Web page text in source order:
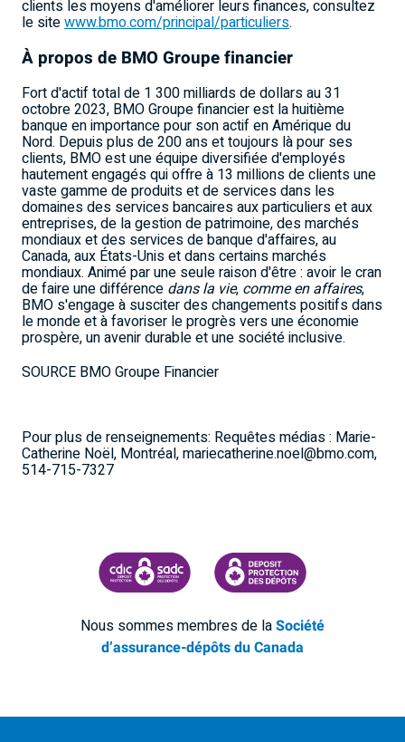
clients les moyens d'améliorer leurs finances, consultez
le sitewww.bmo.com/principal/particuliers.
À propos de BMO Groupe financier
Fort d'actif total de 1 300 milliards de dollars au 31
octobre 2023, BMO Groupe financier est la huitième
banque en importance pour son actif en Amérique du
Nord. Depuis plus de 200 ans et toujours là pour ses
clients, BMO est une équipe diversifiée d'employés
hautement engagés qui offre à 13 millions de clients une
vaste gamme de produits et de services dans les
domaines des services bancaires aux particuliers et aux
entreprises, de la gestion de patrimoine, des marchés
mondiaux et des services de banque d'affaires, au
Canada, aux États-Unis et dans certains marchés
mondiaux. Animé par une seule raison d'être : avoir le cran
de faire une différence dans la vie, comme en affaires,
BMO s'engage à susciter des changements positifs dans
le monde et à favoriser le progrès vers une économie
prospère, un avenir durable et une société inclusive.
SOURCE BMO Groupe Financier
Pour plus de renseignements: Requêtes médias : Marie-
Catherine Noël, Montréal, mariecatherine.noel@bmo.com,
514-715-7327
SOCIÉTÉ D'ASSURANCE-DÉPÔTS DU CANADA
CDIC PROTECTING YOUR
Nous sommes membres de laSociété
d’assurance-dépôts du Canada